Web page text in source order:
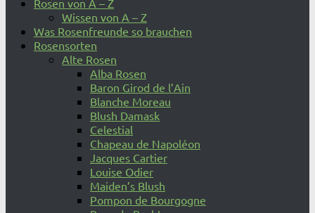
Rosen von A – Z
Wissen von A – Z
Was Rosenfreunde so brauchen
Rosensorten
Alte Rosen
Alba Rosen
Baron Girod de l’Ain
Blanche Moreau
Blush Damask
Celestial
Chapeau de Napoléon
Jacques Cartier
Louise Odier
Maiden’s Blush
Pompon de Bourgogne